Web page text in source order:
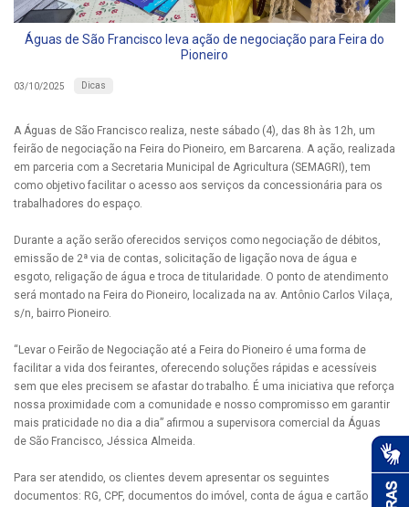
Águas de São Francisco leva ação de negociação para Feira do
Pioneiro
03/10/2025 Dicas
A Águas de São Francisco realiza, neste sábado (4), das 8h às 12h, um
feirão de negociação na Feira do Pioneiro, em Barcarena. A ação, realizada
em parceria com a Secretaria Municipal de Agricultura (SEMAGRI), tem
como objetivo facilitar o acesso aos serviços da concessionária para os
trabalhadores do espaço.
Durante a ação serão oferecidos serviços como negociação de débitos,
emissão de 2ª via de contas, solicitação de ligação nova de água e
esgoto, religação de água e troca de titularidade. O ponto de atendimento
será montado na Feira do Pioneiro, localizada na av. Antônio Carlos Vilaça,
s/n, bairro Pioneiro.
“Levar o Feirão de Negociação até a Feira do Pioneiro é uma forma de
facilitar a vida dos feirantes, oferecendo soluções rápidas e acessíveis
sem que eles precisem se afastar do trabalho. É uma iniciativa que reforça
nossa proximidade com a comunidade e nosso compromisso em garantir
mais praticidade no dia a dia” afirmou a supervisora comercial da Águas
de São Francisco, Jéssica Almeida.
Para ser atendido, os clientes devem apresentar os seguintes
documentos: RG, CPF, documentos do imóvel, conta de água e cartão e